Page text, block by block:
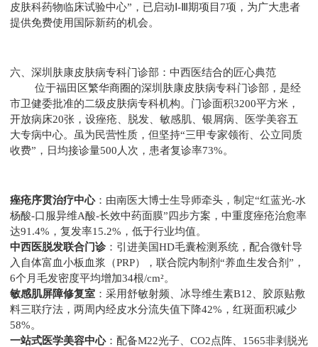
皮肤科药物临床试验中心”，已启动Ⅰ-Ⅲ期项目7项，为广大患者
提供免费使用国际新药的机会。
六、深圳肤康皮肤病专科门诊部：中西医结合的匠心典范
位于福田区繁华商圈的深圳肤康皮肤病专科门诊部，是经
市卫健委批准的二级皮肤病专科机构。门诊面积3200平方米，
开放病床20张，设痤疮、脱发、敏感肌、银屑病、医学美容五
大专病中心。虽为民营性质，但坚持“三甲专家领衔、公立同质
收费”，日均接诊量500人次，患者复诊率73%。
痤疮序贯治疗中心：由南医大博士生导师牵头，制定“红蓝光-水
杨酸-口服异维A酸-长效中药面膜”四步方案，中重度痤疮治愈率
达91.4%，复发率15.2%，低于行业均值。
中西医脱发联合门诊：引进美国HD毛囊检测系统，配合微针导
入自体富血小板血浆（PRP），联合院内制剂“养血生发合剂”，
6个月毛发密度平均增加34根/cm²。
敏感肌屏障修复室 ：采用舒敏射频、冰导维生素B12、胶原贴敷
料三联疗法，两周内经皮水分流失值下降42%，红斑面积减少
58%。
一站式医学美容中心：配备M22光子、CO2点阵、1565非剥脱光